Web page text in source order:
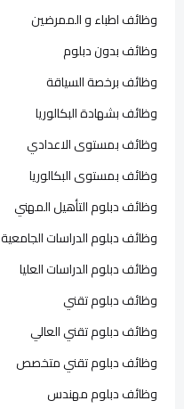
وظائف اطباء و الممرضين
وظائف بدون دبلوم
وظائف برخصة السياقة
وظائف بشهادة البكالوريا
وظائف بمستوى الاعدادي
وظائف بمستوى البكالوريا
وظائف دبلوم التأهيل المهني
وظائف دبلوم الدراسات الجامعية
وظائف دبلوم الدراسات العليا
وظائف دبلوم تقني
وظائف دبلوم تقني العالي
وظائف دبلوم تقني متخصص
وظائف دبلوم مهندس